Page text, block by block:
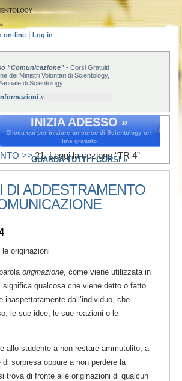
on-line Log in
“Comunicazione” - Corsi Gratuiti
dei Ministri Volontari di Scientology,
di Scientology
»
INIZIA ADESSO »
Clicca qui per iniziare un corso di Scientology on-
line gratuito
GUARDA TUTTI I CORSI »
>>21. Leggi la sezione “TR 4”
DI ADDESTRAMENTO
le originazioni
originazione, come viene utilizzata in
significa qualcosa che viene detto o fatto
inaspettatamente dall’individuo, che
le sue idee, le sue reazioni o le
allo studente a non restare ammutolito, a
sorpresa oppure a non perdere la
trova di fronte alle originazioni di qualcun